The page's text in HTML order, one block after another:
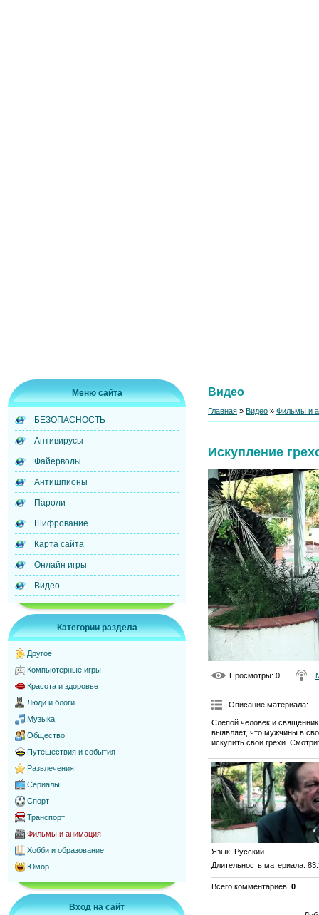
Меню сайта
БЕЗОПАСНОСТЬ
Антивирусы
Файерволы
Антишпионы
Пароли
Шифрование
Карта сайта
Онлайн игры
Видео
Категории раздела
Другое
Компьютерные игры
Красота и здоровье
Люди и блоги
Музыка
Общество
Путешествия и события
Развлечения
Сериалы
Спорт
Транспорт
Фильмы и анимация
Хобби и образование
Юмор
Вход на сайт
Видео
Главная » Видео » Фильмы и
Искупление
Просмотры: 0
Описание материала:
Слепой человек и
выявляет, что мужчины в
искупить свои грехи.
Язык: Русский
Длительность материала:
Всего комментариев: 0